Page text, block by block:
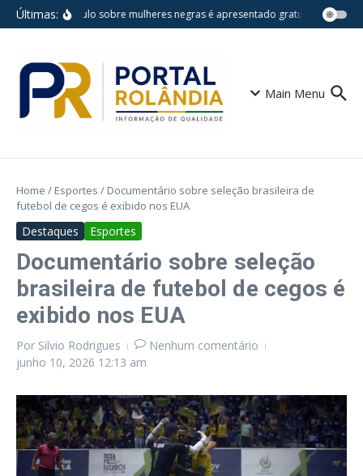
Ir para o conteúdo
Últimas:Espetáculo sobre mulheres negras é apresentado gratuitamente na
Main Menu
Home / Esportes / Documentário sobre seleção brasileira de
futebol de cegos é exibido nos EUA
Destaques Esportes
Documentário sobre seleção
brasileira de futebol de cegos é
exibido nos EUA
Por Silvio Rodrigues
Nenhum comentário
junho 10, 2026 12:13 am